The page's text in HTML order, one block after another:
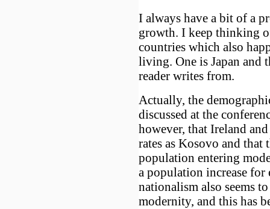
I always have a bit of a
growth. I keep thinking
countries which also
living. One is Japan and
reader writes from.
Actually, the
discussed at the
however, that Ireland
rates as Kosovo and that
population entering
a population increase
nationalism also seems
modernity, and this has